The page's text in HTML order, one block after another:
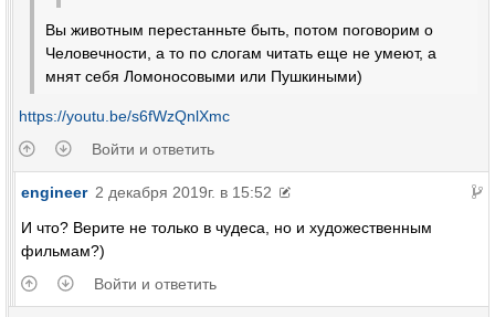
Вы животным перестанньте быть, потом поговорим о
Человечности, а то по слогам читать еще не умеют, а
мнят себя Ломоносовыми или Пушкиными)
https://youtu.be/s6fWzQnlXmc
Войти и ответить
engineer 2 декабря 2019г. в 15:52
И что? Верите не только в чудеса, но и художественным
фильмам?)
Войти и ответить